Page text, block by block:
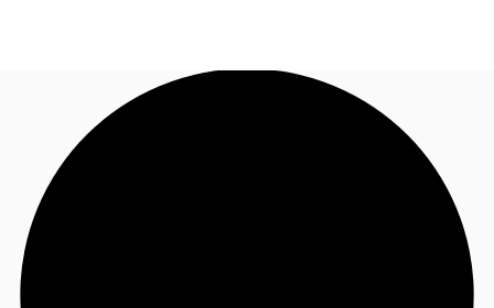
オフィス・事務所
倉庫・物流センター
お電話